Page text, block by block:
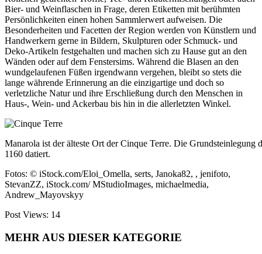
Bier- und Weinflaschen in Frage, deren Etiketten mit berühmten
Persönlichkeiten einen hohen Sammlerwert aufweisen. Die
Besonderheiten und Facetten der Region werden von Künstlern und
Handwerkern gerne in Bildern, Skulpturen oder Schmuck- und
Deko-Artikeln festgehalten und machen sich zu Hause gut an den
Wänden oder auf dem Fenstersims. Während die Blasen an den
wundgelaufenen Füßen irgendwann vergehen, bleibt so stets die
lange währende Erinnerung an die einzigartige und doch so
verletzliche Natur und ihre Erschließung durch den Menschen in
Haus-, Wein- und Ackerbau bis hin in die allerletzten Winkel.
Manarola ist der älteste Ort der Cinque Terre. Die Grundsteinlegung
1160 datiert.
Fotos: © iStock.com/Eloi_Omella, serts, Janoka82, , jenifoto,
StevanZZ, iStock.com/ MStudioImages, michaelmedia,
Andrew_Mayovskyy
Post Views: 14
MEHR AUS DIESER KATEGORIE